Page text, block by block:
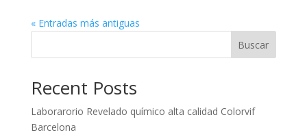
« Entradas más antiguas
Buscar
Recent Posts
Laborarorio Revelado químico alta calidad Colorvif
Barcelona